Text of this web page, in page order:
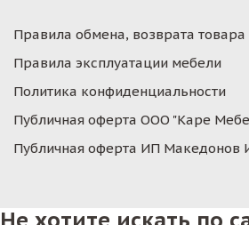
Правила обмена, возврата товара
Правила эксплуатации мебели
Политика конфиденциальности
Публичная оферта ООО "Каре
Публичная оферта ИП Македонов